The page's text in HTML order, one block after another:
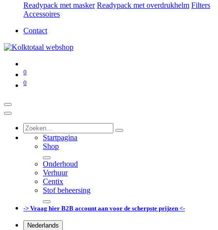
Readypack met masker Readypack met overdrukhelm Filters
Accessoires
Contact
0
0
Startpagina
Shop
Onderhoud
Verhuur
Centix
Stof beheersing
-> Vraag hier B2B account aan voor de scherpste prijzen <-
Nederlands